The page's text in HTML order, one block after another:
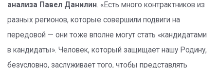
анализа Павел Данилин. «Есть много контрактников из
разных регионов, которые совершили подвиги на
передовой — они тоже вполне могут стать «кандидатами
в кандидаты». Человек, который защищает нашу Родину,
безусловно, заслуживает того, чтобы представлять